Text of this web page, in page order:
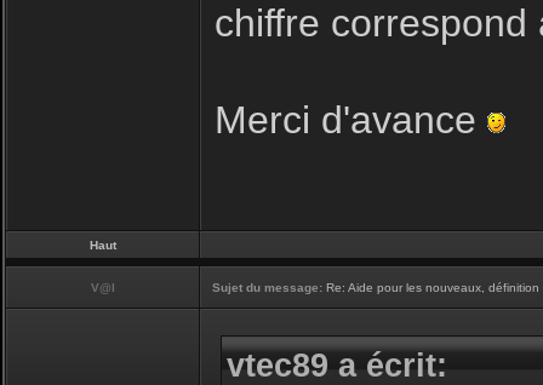
chiffre
Merci d'avance
Haut
V@l Sujet du message: Re: Aide pour les nouveaux,
vtec89 a écrit: